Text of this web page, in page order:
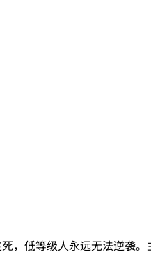
低等级人永远无法逆袭